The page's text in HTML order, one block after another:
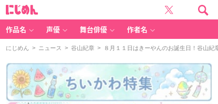
作品名 声優 舞台俳優 作者名
にじめん > ニュース > 谷山紀章 > ８月１１日はきーやんのお誕生日！谷山紀